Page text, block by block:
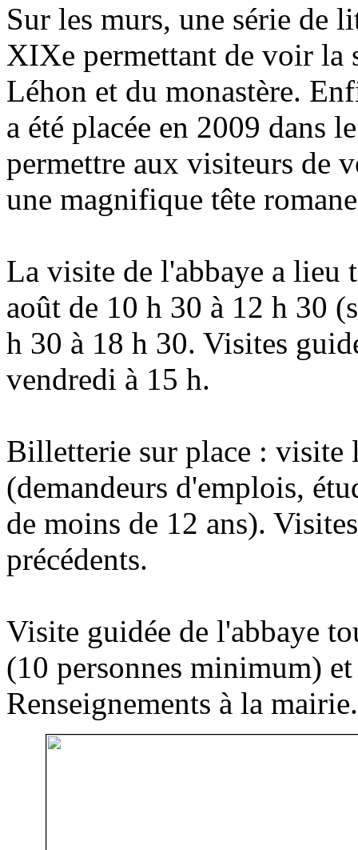
Sur les murs, une série de
XIXe permettant de voir la
Léhon et du monastère.
a été placée en 2009 dans
permettre aux visiteurs de
une magnifique tête
La visite de l'abbaye a lieu
août de 10 h 30 à 12 h 30
h 30 à 18 h 30. Visites
vendredi à 15 h.
Billetterie sur place :
(demandeurs d'emplois,
de moins de 12 ans).
précédents.
Visite guidée de l'abbaye
(10 personnes minimum)
Renseignements à la mairie.